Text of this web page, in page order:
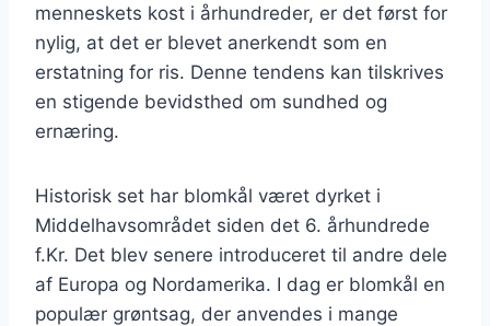
menneskets kost i århundreder, er det først for
nylig, at det er blevet anerkendt som en
erstatning for ris. Denne tendens kan tilskrives
en stigende bevidsthed om sundhed og
ernæring.
Historisk set har blomkål været dyrket i
Middelhavsområdet siden det 6. århundrede
f.Kr. Det blev senere introduceret til andre dele
af Europa og Nordamerika. I dag er blomkål en
populær grøntsag, der anvendes i mange